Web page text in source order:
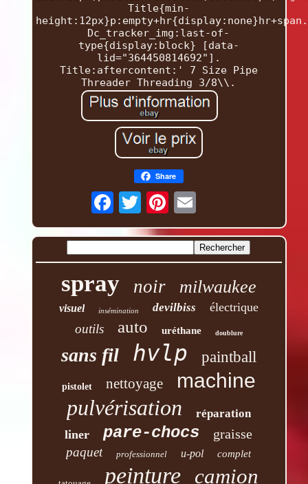
Title{min-
height:12px}p:empty+hr{display:none}hr+span.
Dc_tracker_img:last-of-
type{display:block} [data-
lid="364450814692"].
Title:aftercontent:' 7 Size Pipe
Threader Threading 3/8\\.
Share
spray noir milwaukee
visuel insémination devilbiss électrique
outils auto uréthane doublure
sans fil hvlp paintball
pistolet nettoyage machine
pulvérisation réparation
liner pare-chocs graisse
paquet professionnel u-pol complet
peinture camion